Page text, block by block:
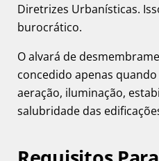
Diretrizes Urbanísticas.
burocrático.
O alvará de
concedido apenas
aeração, iluminação,
salubridade das